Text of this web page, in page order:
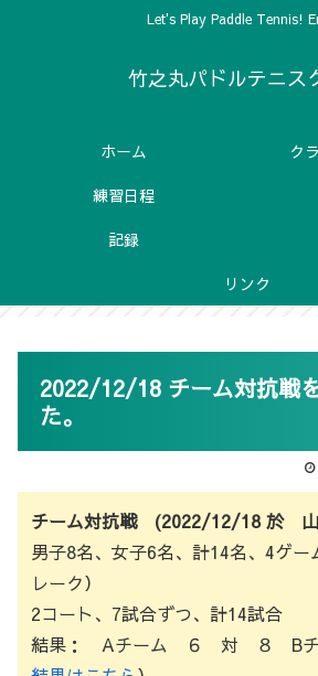
Let's Play Paddle Tennis!
竹之丸パドルテニス
ホーム
ク
練習日程
記録
リンク
2022/12/18 チーム対抗戦
た。
チーム対抗戦 (2022/12/18 於 山
男子8名、女子6名、計14名、4ゲ
レーク）
2コート、7試合ずつ、計14試合
結果： Aチーム ６ 対 ８ B